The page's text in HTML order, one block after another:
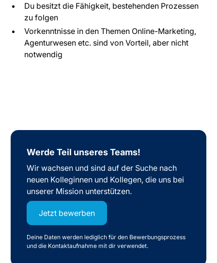
Du besitzt die Fähigkeit, bestehenden Prozessen
zu folgen
Vorkenntnisse in den Themen Online-Marketing,
Agenturwesen etc. sind von Vorteil, aber nicht
notwendig
Werde Teil unseres Teams!
Wir wachsen und sind auf der Suche nach
neuen Kolleginnen und Kollegen, die uns bei
unserer Mission unterstützen.
Jetzt bewerben
Deine Daten werden lediglich für den Bewerbungsprozess
und die Kontaktaufnahme mit dir verwendet.